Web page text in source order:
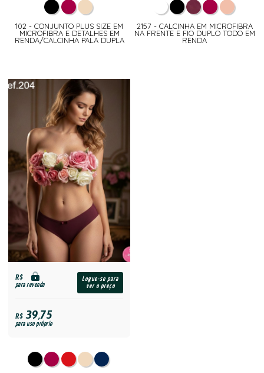
102 - CONJUNTO PLUS SIZE EM
MICROFIBRA E DETALHES EM
RENDA/CALCINHA PALA DUPLA
2157 - CALCINHA EM MICROFIBRA
NA FRENTE E FIO DUPLO TODO EM
RENDA
R$
para revenda
Logue-se para
ver o preço
R$39,75
para uso próprio